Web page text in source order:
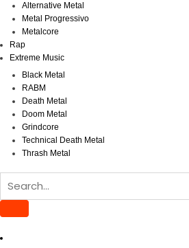
Alternative Metal
Metal Progressivo
Metalcore
Rap
Extreme Music
Black Metal
RABM
Death Metal
Doom Metal
Grindcore
Technical Death Metal
Thrash Metal